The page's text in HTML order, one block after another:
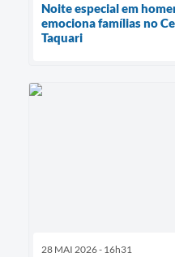
Noite especial em
emociona famílias no
Taquari
28 MAI 2026 - 16h31